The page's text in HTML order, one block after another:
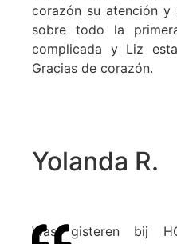
corazón su atención
sobre todo la
complicada y Liz
Gracias de corazón.
Yolanda R.
Was gisteren bij